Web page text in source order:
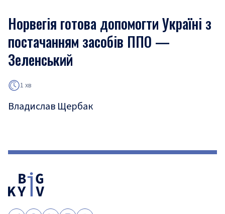
Норвегія готова допомогти Україні з
постачанням засобів ППО —
Зеленський
1 хв
Владислав Щербак